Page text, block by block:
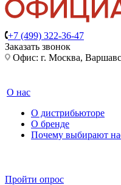
+7 (499) 322-36-47
Заказать звонок
Офис: г. Москва,
О нас
О дистрибьюторе
О бренде
Почему выбирают
Пройти опрос